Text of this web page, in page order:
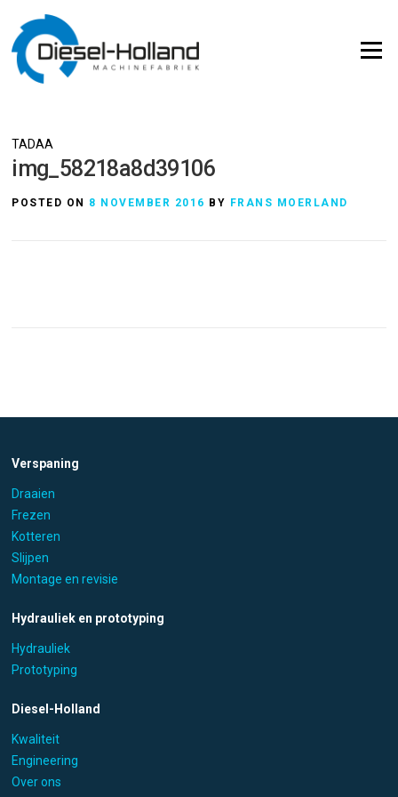
content
Menu
TADAA
img_58218a8d39106
POSTED ON 8 NOVEMBER 2016 BY FRANS MOERLAND
Verspaning
Draaien
Frezen
Kotteren
Slijpen
Montage en revisie
Hydrauliek en prototyping
Hydrauliek
Prototyping
Diesel-Holland
Kwaliteit
Engineering
Over ons